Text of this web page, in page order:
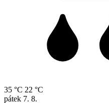
35 °C 22 °C
pátek 7. 8.